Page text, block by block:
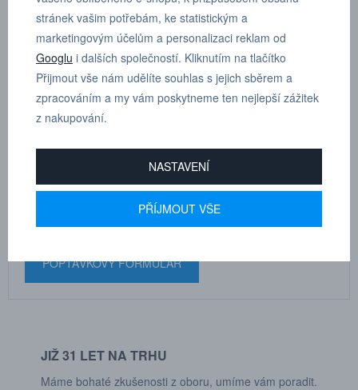
Rozměry součásti: A 23 mm, B 56 mm, C 18 mm, D 15 mm, F
41 mm
DRHOLEC
technické poradenství
+420 731 517 942
POPTÁVKOVÝ FORMULÁŘ
JIŽ 31 LET NA TRHU
Máme bohaté zkušenosti z oboru, umíme vám poradit.
stránek vašim potřebám, ke statistickým a
marketingovým účelům a personalizaci reklam od
Googlu i dalších společností. Kliknutím na tlačítko
Přijmout vše nám udělíte souhlas s jejich sběrem a
zpracováním a my vám poskytneme ten nejlepší zážitek
z nakupování.
NASTAVENÍ
PŘÍJMOUT VŠE